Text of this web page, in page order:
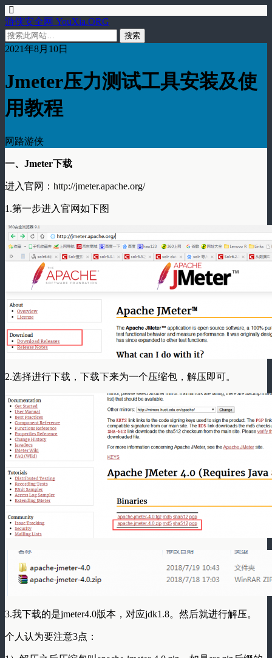
游侠安全网 YouXia.ORG
2021年8月10日
Jmeter压力测试工具安装及使
用教程
网路游侠
一、Jmeter下载
进入官网：http://jmeter.apache.org/
1.第一步进入官网如下图
2.选择进行下载，下载下来为一个压缩包，解压即可。
3.我下载的是jmeter4.0版本，对应jdk1.8。然后就进行解压。
个人认为要注意3点：